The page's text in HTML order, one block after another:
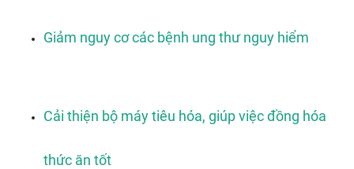
Giảm nguy cơ các bệnh ung thư nguy hiểm
Cải thiện bộ máy tiêu hóa, giúp việc đồng hóa
thức ăn tốt